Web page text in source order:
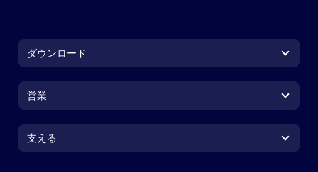
ダウンロード
Zoom Rooms アプリZoom Rooms アプリ
Zoom Rooms コントローラ
営業
営業担当にお問い合わせ
支える
支える